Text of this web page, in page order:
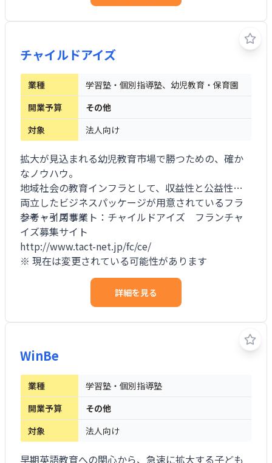
チャイルドアイズ
業種
学習塾・個別指導塾、幼児教育・保育園
開業予算
その他
対象
法人向け
拡大が見込まれる幼児教育市場で勝つための、確か
なノウハウ。
地域社会の教育インフラとして、収益性と公益性を
両立したビジネスパッケージが用意されているフラ
ンチャイズ事業
参考・引用サイト：チャイルドアイズ フランチャ
イズ募集サイト
http://www.tact-net.jp/fc/ce/
※ 現在は変更されている可能性があります
詳細を見る
WinBe
業種
学習塾・個別指導塾
開業予算
その他
対象
法人向け
早期英語教育への関心から、急速に拡大する子ども